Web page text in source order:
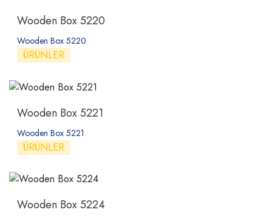
Wooden Box 5220
Wooden Box 5220
ÜRÜNLER
Wooden Box 5221
Wooden Box 5221
ÜRÜNLER
Wooden Box 5224